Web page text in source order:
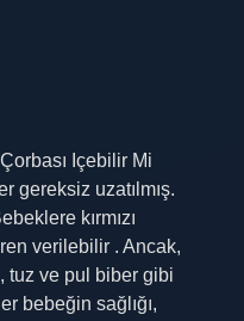
Içebilir Mi
gereksiz uzatılmış.
kırmızı
verilebilir . Ancak,
tuz ve pul biber gibi
bebeğin sağlığı,